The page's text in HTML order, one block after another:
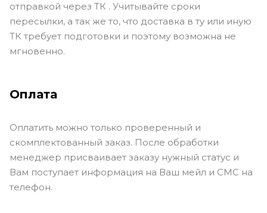
отправкой через ТК . Учитывайте сроки
пересылки, а так же то, что доставка в ту или иную
ТК требует подготовки и поэтому возможна не
мгновенно.
Оплата
Оплатить можно только проверенный и
скомплектованный заказ. После обработки
менеджер присваивает заказу нужный статус и
Вам поступает информация на Ваш мейл и СМС на
телефон.